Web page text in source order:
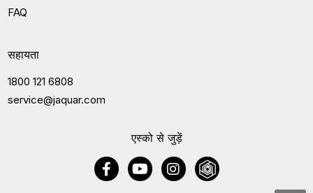
एस्को से जुड़ें
FAQ
सहायता
1800 121 6808
service@jaquar.com